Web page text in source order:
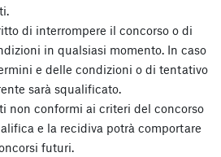
di interrompere il concorso o di
in qualsiasi momento. In caso
e delle condizioni o di tentativo
sarà squalificato.
non conformi ai criteri del concorso
e la recidiva potrà comportare
futuri.